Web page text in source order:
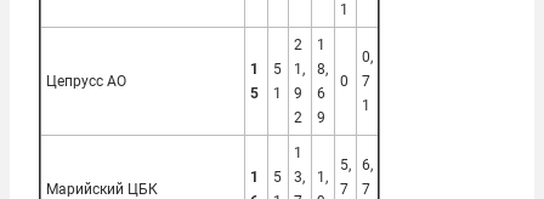
1
Цепрусс АО
1
5
5
1
2
1,
9
2
1
8,
6
9
0
0,
7
1
Марийский ЦБК
1
5
1
3,
1,
5,
7
6,
7